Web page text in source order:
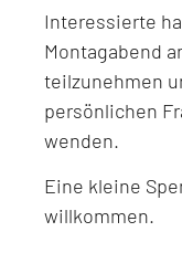
Interessierte
Montagabend
teilzunehmen
persönlichen
wenden.
Eine kleine
willkommen.